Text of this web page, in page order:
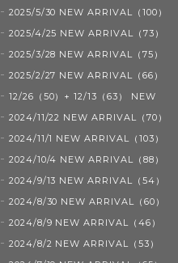
2025/5/30 NEW ARRIVAL（100）
2025/4/25 NEW ARRIVAL（73）
2025/3/28 NEW ARRIVAL（75）
2025/2/27 NEW ARRIVAL（66）
12/26（50）+ 12/13（63） NEW
2024/11/22 NEW ARRIVAL（70）
2024/11/1 NEW ARRIVAL（103）
2024/10/4 NEW ARRIVAL（88）
2024/9/13 NEW ARRIVAL（54）
2024/8/30 NEW ARRIVAL（60）
2024/8/9 NEW ARRIVAL（46）
2024/8/2 NEW ARRIVAL（53）